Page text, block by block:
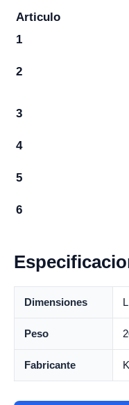
Articulo
1
2
3
4
5
6
Dimensiones
Peso
Fabricante